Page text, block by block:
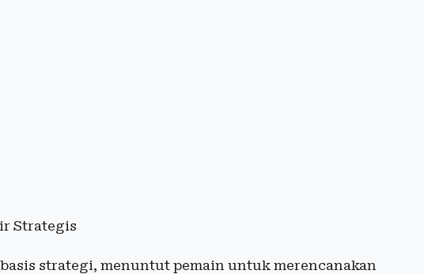
Strategis
strategi, menuntut pemain untuk merencanakan